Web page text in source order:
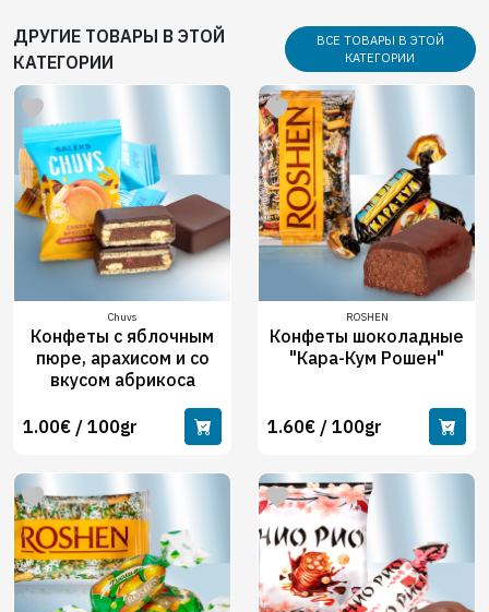
ДРУГИЕ ТОВАРЫ В ЭТОЙ
КАТЕГОРИИ
ВСЕ ТОВАРЫ В ЭТОЙ
КАТЕГОРИИ
Chuvs
Конфеты с яблочным
пюре, арахисом и со
вкусом абрикоса
1.00€ / 100gr
ROSHEN
Конфеты шоколадные
"Кара-Кум Рошен"
1.60€ / 100gr